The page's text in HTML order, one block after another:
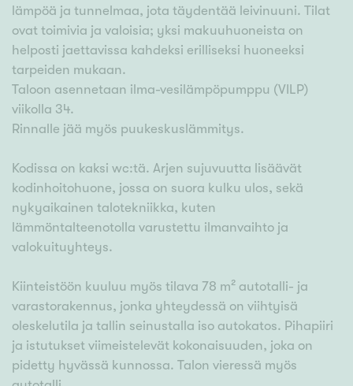
lämpöä ja tunnelmaa, jota täydentää leivinuuni. Tilat
ovat toimivia ja valoisia; yksi makuuhuoneista on
helposti jaettavissa kahdeksi erilliseksi huoneeksi
tarpeiden mukaan.
Taloon asennetaan ilma-vesilämpöpumppu (VILP)
viikolla 34.
Rinnalle jää myös puukeskuslämmitys.
Kodissa on kaksi wc:tä. Arjen sujuvuutta lisäävät
kodinhoitohuone, jossa on suora kulku ulos, sekä
nykyaikainen talotekniikka, kuten
lämmöntalteenotolla varustettu ilmanvaihto ja
valokuituyhteys.
Kiinteistöön kuuluu myös tilava 78 m² autotalli- ja
varastorakennus, jonka yhteydessä on viihtyisä
oleskelutila ja tallin seinustalla iso autokatos. Pihapiiri
ja istutukset viimeistelevät kokonaisuuden, joka on
pidetty hyvässä kunnossa. Talon vieressä myös